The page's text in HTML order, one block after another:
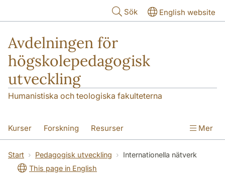
Sök English website
Avdelningen för
högskolepedagogisk
utveckling
Humanistiska och teologiska fakulteterna
Kurser Forskning Resurser
Pedagogisk utveckling Konferens
Nyheter Om oss
Mer
Start Pedagogisk utveckling
Internationella nätverk
This page in English